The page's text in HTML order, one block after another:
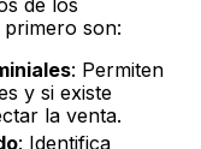
de los
son:
: Permiten
y si existe
la venta.
: Identifica